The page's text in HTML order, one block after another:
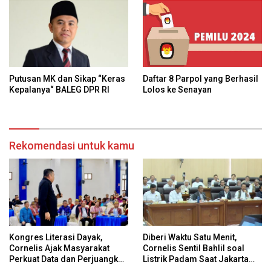
Putusan MK dan Sikap “Keras
Kepalanya“ BALEG DPR RI
Daftar 8 Parpol yang Berhasil
Lolos ke Senayan
Rekomendasi untuk kamu
Kongres Literasi Dayak,
Cornelis Ajak Masyarakat
Perkuat Data dan Perjuangkan
Diberi Waktu Satu Menit,
Cornelis Sentil Bahlil soal
Listrik Padam Saat Jakarta